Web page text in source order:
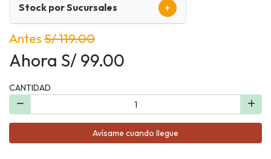
Stock por Sucursales +
AntesS/ 119.00
Ahora S/ 99.00
CANTIDAD
Avísame cuando llegue